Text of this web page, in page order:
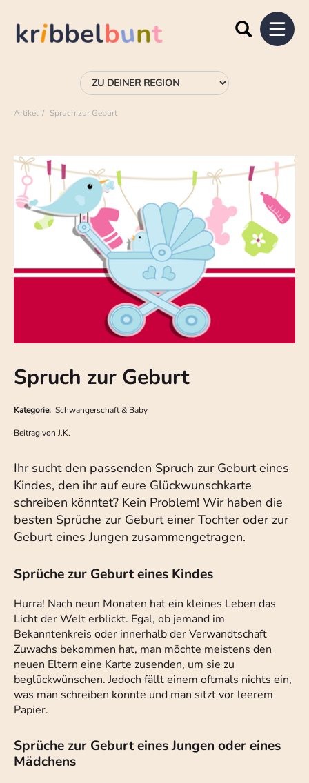
Artikel Spruch zur Geburt
Spruch zur Geburt
Kategorie: Schwangerschaft & Baby
Beitrag von J.K.
Ihr sucht den passenden Spruch zur Geburt eines
Kindes, den ihr auf eure Glückwunschkarte
schreiben könntet? Kein Problem! Wir haben die
besten Sprüche zur Geburt einer Tochter oder zur
Geburt eines Jungen zusammengetragen.
Sprüche zur Geburt eines Kindes
Hurra! Nach neun Monaten hat ein kleines Leben das
Licht der Welt erblickt. Egal, ob jemand im
Bekanntenkreis oder innerhalb der Verwandtschaft
Zuwachs bekommen hat, man möchte meistens den
neuen Eltern eine Karte zusenden, um sie zu
beglückwünschen. Jedoch fällt einem oftmals nichts ein,
was man schreiben könnte und man sitzt vor leerem
Papier.
Sprüche zur Geburt eines Jungen oder eines
Mädchens